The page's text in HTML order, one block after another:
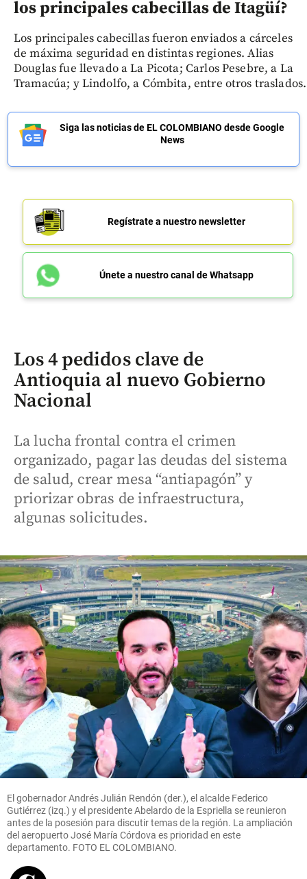
los principales cabecillas de Itagüí?
Los principales cabecillas fueron enviados a cárceles
de máxima seguridad en distintas regiones. Alias
Douglas fue llevado a La Picota; Carlos Pesebre, a La
Tramacúa; y Lindolfo, a Cómbita, entre otros traslados.
Siga las noticias de EL COLOMBIANO desde Google
News
Regístrate a nuestro newsletter
Únete a nuestro canal de Whatsapp
Los 4 pedidos clave de
Antioquia al nuevo Gobierno
Nacional
La lucha frontal contra el crimen
organizado, pagar las deudas del sistema
de salud, crear mesa “antiapagón” y
priorizar obras de infraestructura,
algunas solicitudes.
El gobernador Andrés Julián Rendón (der.), el alcalde Federico
Gutiérrez (izq.) y el presidente Abelardo de la Espriella se reunieron
antes de la posesión para discutir temas de la región. La ampliación
del aeropuerto José María Córdova es prioridad en este
departamento. FOTO EL COLOMBIANO.